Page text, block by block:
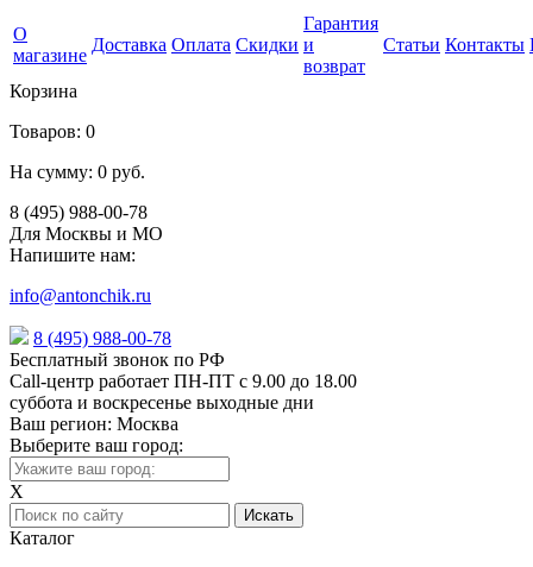
О
магазине
Доставка Оплата Скидки
Гарантия
и
возврат
Статьи Контакты
Корзина
Товаров: 0
На сумму: 0 руб.
8 (495) 988-00-78
Для Москвы и МО
Напишите нам:
info@antonchik.ru
8 (495) 988-00-78
Бесплатный звонок по РФ
Call-центр работает ПН-ПТ с 9.00 до 18.00
суббота и воскресенье выходные дни
Ваш регион: Москва
Выберите ваш город:
X
Каталог